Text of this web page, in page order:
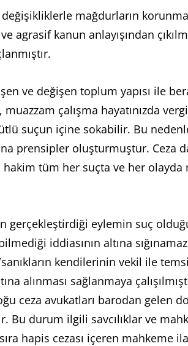
değişikliklerle mağdurların
agrasif kanun anlayışından
ve değişen toplum yapısı ile
muazzam çalışma hayatınızda
suçun içine sokabilir. Bu
prensipler oluşturmuştur. Ceza
tüm her suçta ve her olayda
gerçekleştirdiği eylemin suç
iddiasının altına
kendilerinin vekil ile
alınması sağlanmaya
ceza avukatları barodan gelen
Bu durum ilgili savcılıklar ve
sıra hapis cezası içeren